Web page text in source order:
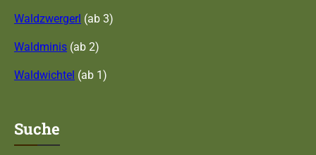
Waldzwergerl (ab 3)
Waldminis (ab 2)
Waldwichtel (ab 1)
Suche